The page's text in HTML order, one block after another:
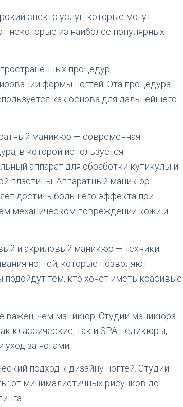
спектр услуг, которые могут
некоторые из наиболее популярных
процедур,
формы ногтей. Эта процедура
как основа для дальнейшего
маникюр — современная
в которой используется
аппарат для обработки кутикулы и
пластины. Аппаратный маникюр
достичь большего эффекта при
механическом повреждении кожи и
и акриловый маникюр — техники
ногтей, которые позволяют
тем, кто хочет иметь красивые
важен, чем маникюр. Студии маникюра
классические, так и SPA-педикюры,
за ногами.
подход к дизайну ногтей. Студии
от минималистичных рисунков до